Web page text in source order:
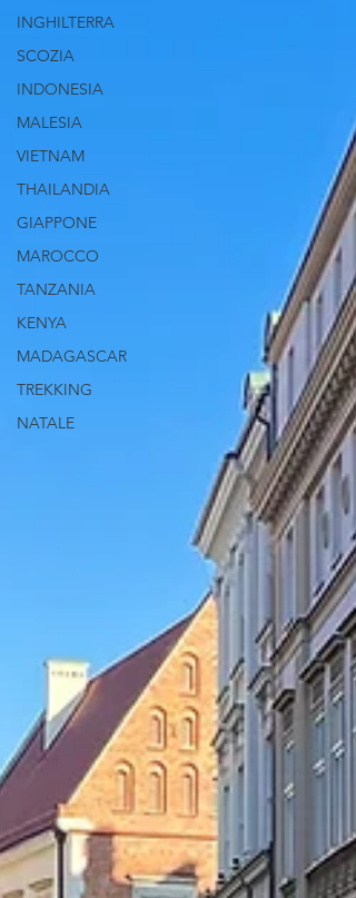
INGHILTERRA
SCOZIA
INDONESIA
MALESIA
VIETNAM
THAILANDIA
GIAPPONE
MAROCCO
TANZANIA
KENYA
MADAGASCAR
TREKKING
NATALE